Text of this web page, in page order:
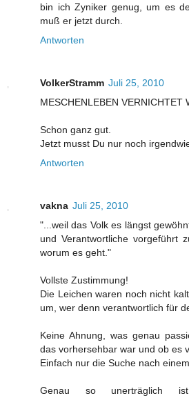
bin ich Zyniker genug, um es
muß er jetzt durch.
Antworten
VolkerStramm Juli 25, 2010
MESCHENLEBEN VERNICHTET
Schon ganz gut.
Jetzt musst Du nur noch
Antworten
vakna Juli 25, 2010
"...weil das Volk es längst
und Verantwortliche vorgeführt
worum es geht."
Vollste Zustimmung!
Die Leichen waren noch nicht
um, wer denn verantwortlich für
Keine Ahnung, was genau
das vorhersehbar war und ob es
Einfach nur die Suche nach
Genau so unerträglich